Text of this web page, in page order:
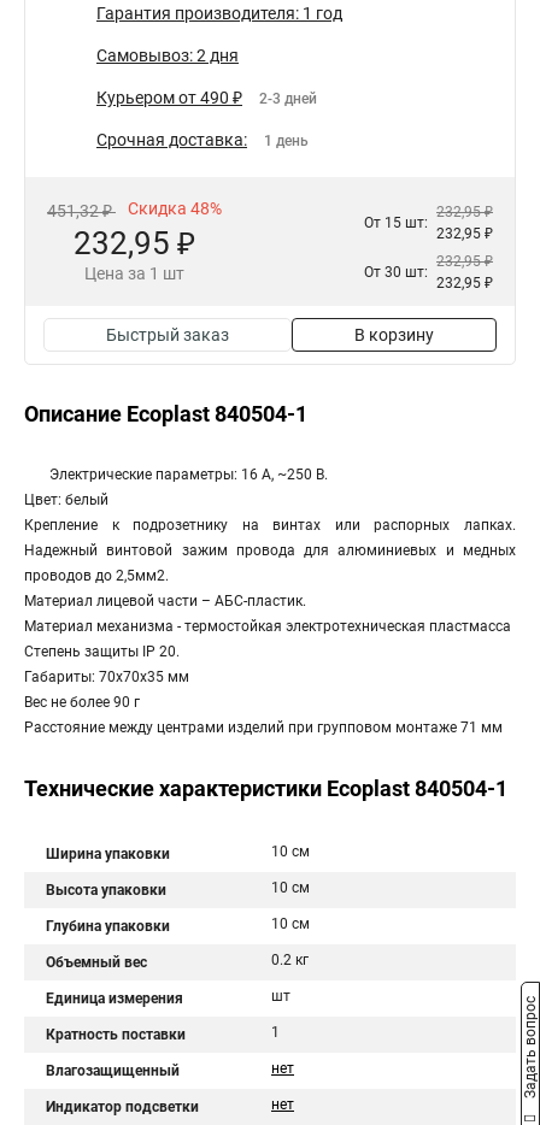
Гарантия производителя: 1 год
Самовывоз: 2 дня
Курьером от 490 ₽ 2-3 дней
Срочная доставка: 1 день
451,32 ₽ Скидка 48%
232,95 ₽
Цена за 1 шт
От 15 шт:
232,95 ₽
232,95 ₽
От 30 шт:
232,95 ₽
232,95 ₽
Быстрый заказ В корзину
Описание Ecoplast 840504-1
Электрические параметры: 16 А, ~250 В.
Цвет: белый
Крепление к подрозетнику на винтах или распорных лапках.
Надежный винтовой зажим провода для алюминиевых и медных
проводов до 2,5мм2.
Материал лицевой части – АБС-пластик.
Материал механизма - термостойкая электротехническая пластмасса
Степень защиты IP 20.
Габариты: 70х70х35 мм
Вес не более 90 г
Расстояние между центрами изделий при групповом монтаже 71 мм
Технические характеристики Ecoplast 840504-1
Ширина упаковки 10 см
Высота упаковки 10 см
Глубина упаковки 10 см
Объемный вес 0.2 кг
Единица измерения шт
Кратность поставки 1
Влагозащищенный нет
Индикатор подсветки нет
Задать вопрос